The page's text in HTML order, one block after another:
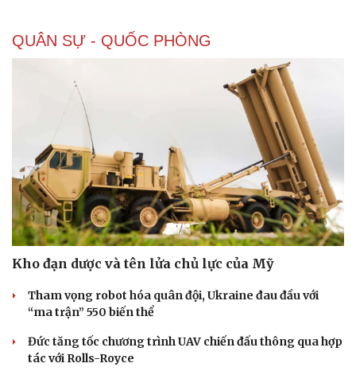
Thông tin doanh nghiệp
Doanh nghiệp 24h
Vì cộng đồng
Công nghệ
Sành điệu
Tin Công nghệ
Trải nghiệm
Chuyển đổi số
QUÂN SỰ - QUỐC PHÒNG
Kho đạn dược và tên lửa chủ lực của Mỹ
Tham vọng robot hóa quân đội, Ukraine đau đầu với
“ma trận” 550 biến thể
Đức tăng tốc chương trình UAV chiến đấu thông qua hợp
tác với Rolls-Royce